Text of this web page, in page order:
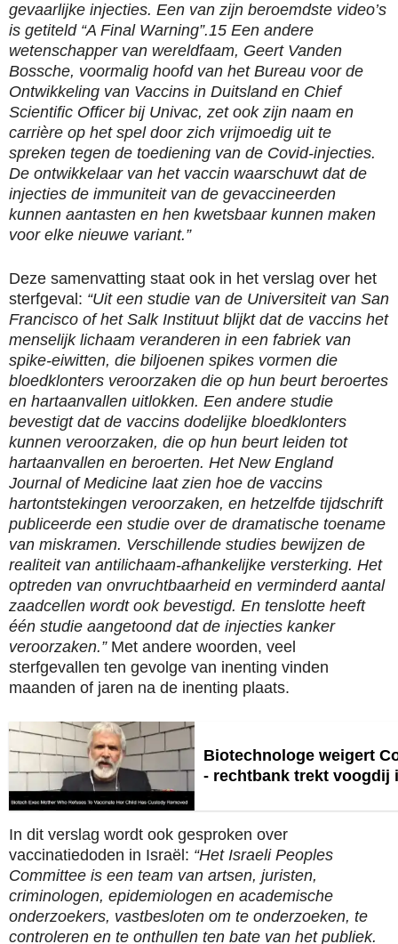
gevaarlijke injecties. Een van zijn beroemdste video’s
is getiteld “A Final Warning”.15 Een andere
wetenschapper van wereldfaam, Geert Vanden
Bossche, voormalig hoofd van het Bureau voor de
Ontwikkeling van Vaccins in Duitsland en Chief
Scientific Officer bij Univac, zet ook zijn naam en
carrière op het spel door zich vrijmoedig uit te
spreken tegen de toediening van de Covid-injecties.
De ontwikkelaar van het vaccin waarschuwt dat de
injecties de immuniteit van de gevaccineerden
kunnen aantasten en hen kwetsbaar kunnen maken
voor elke nieuwe variant.”
Deze samenvatting staat ook in het verslag over het
sterfgeval: “Uit een studie van de Universiteit van San
Francisco of het Salk Instituut blijkt dat de vaccins het
menselijk lichaam veranderen in een fabriek van
spike-eiwitten, die biljoenen spikes vormen die
bloedklonters veroorzaken die op hun beurt beroertes
en hartaanvallen uitlokken. Een andere studie
bevestigt dat de vaccins dodelijke bloedklonters
kunnen veroorzaken, die op hun beurt leiden tot
hartaanvallen en beroerten. Het New England
Journal of Medicine laat zien hoe de vaccins
hartontstekingen veroorzaken, en hetzelfde tijdschrift
publiceerde een studie over de dramatische toename
van miskramen. Verschillende studies bewijzen de
realiteit van antilichaam-afhankelijke versterking. Het
optreden van onvruchtbaarheid en verminderd aantal
zaadcellen wordt ook bevestigd. En tenslotte heeft
één studie aangetoond dat de injecties kanker
veroorzaken.”Met andere woorden, veel
sterfgevallen ten gevolge van inenting vinden
maanden of jaren na de inenting plaats.
Biotechnologe weigert
- rechtbank trekt voogdij
In dit verslag wordt ook gesproken over
vaccinatiedoden in Israël: “Het Israeli Peoples
Committee is een team van artsen, juristen,
criminologen, epidemiologen en academische
onderzoekers, vastbesloten om te onderzoeken, te
controleren en te onthullen ten bate van het publiek.